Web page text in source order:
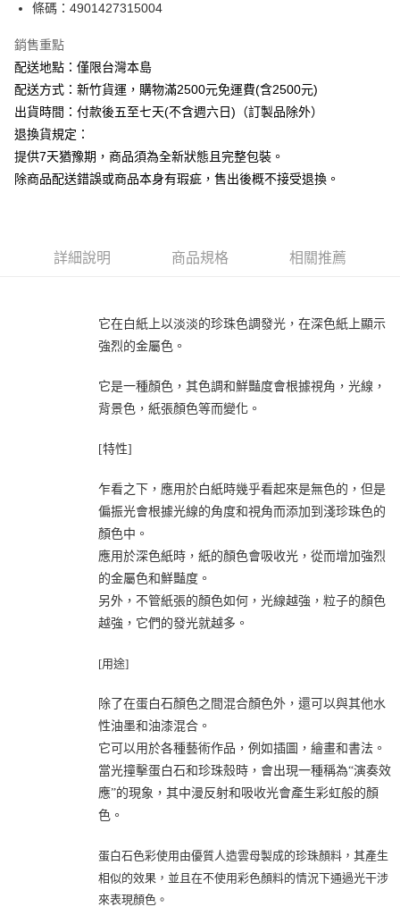
ATM付款
運送方式
下單前請先詢問庫存
每筆NT$130，滿NT$2,500(含以上)免運費
條碼：4901427315004
銷售重點
配送地點：僅限台灣本島
配送方式：新竹貨運，購物滿2500元免運費(含2500元)
出貨時間：付款後五至七天(不含週六日)（訂製品除外）
退換貨規定：
提供7天猶豫期，商品須為全新狀態且完整包裝。
除商品配送錯誤或商品本身有瑕疵，售出後概不接受退換。
詳細說明 商品規格 相關推薦
它在白紙上以淡淡的珍珠色調發光，在深色紙上顯示
強烈的金屬色。
它是一種顏色，其色調和鮮豔度會根據視角，光線，
背景色，紙張顏色等而變化。
[特性]
乍看之下，應用於白紙時幾乎看起來是無色的，但是
偏振光會根據光線的角度和視角而添加到淺珍珠色的
顏色中。
應用於深色紙時，紙的顏色會吸收光，從而增加強烈
的金屬色和鮮豔度。
另外，不管紙張的顏色如何，光線越強，粒子的顏色
越強，它們的發光就越多。
[用途]
除了在蛋白石顏色之間混合顏色外，還可以與其他水
性油墨和油漆混合。
它可以用於各種藝術作品，例如插圖，繪畫和書法。
當光撞擊蛋白石和珍珠殼時，會出現一種稱為“演奏效
應”的現象，其中漫反射和吸收光會產生彩虹般的顏
色。
蛋白石色彩使用由優質人造雲母製成的珍珠顏料，其產生
相似的效果，並且在不使用彩色顏料的情況下通過光干涉
來表現顏色。